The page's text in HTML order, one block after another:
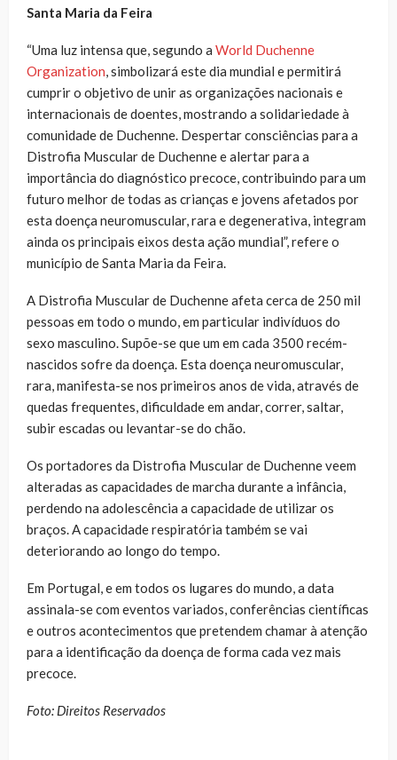
Santa Maria da Feira
“Uma luz intensa que, segundo a World Duchenne
Organization, simbolizará este dia mundial e permitirá
cumprir o objetivo de unir as organizações nacionais e
internacionais de doentes, mostrando a solidariedade à
comunidade de Duchenne. Despertar consciências para a
Distrofia Muscular de Duchenne e alertar para a
importância do diagnóstico precoce, contribuindo para um
futuro melhor de todas as crianças e jovens afetados por
esta doença neuromuscular, rara e degenerativa, integram
ainda os principais eixos desta ação mundial”, refere o
município de Santa Maria da Feira.
A Distrofia Muscular de Duchenne afeta cerca de 250 mil
pessoas em todo o mundo, em particular indivíduos do
sexo masculino. Supõe-se que um em cada 3500 recém-
nascidos sofre da doença. Esta doença neuromuscular,
rara, manifesta-se nos primeiros anos de vida, através de
quedas frequentes, dificuldade em andar, correr, saltar,
subir escadas ou levantar-se do chão.
Os portadores da Distrofia Muscular de Duchenne veem
alteradas as capacidades de marcha durante a infância,
perdendo na adolescência a capacidade de utilizar os
braços. A capacidade respiratória também se vai
deteriorando ao longo do tempo.
Em Portugal, e em todos os lugares do mundo, a data
assinala-se com eventos variados, conferências científicas
e outros acontecimentos que pretendem chamar à atenção
para a identificação da doença de forma cada vez mais
precoce.
Foto: Direitos Reservados